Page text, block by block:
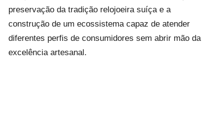
preservação da tradição relojoeira suíça e a
construção de um ecossistema capaz de atender
diferentes perfis de consumidores sem abrir mão da
excelência artesanal.